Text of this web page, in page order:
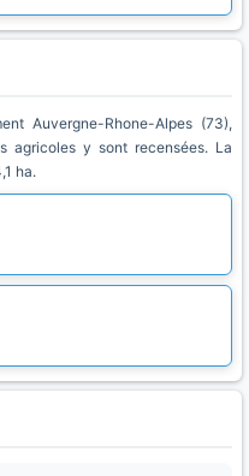
Auvergne-Rhone-Alpes (73),
agricoles y sont recensées. La
ha.